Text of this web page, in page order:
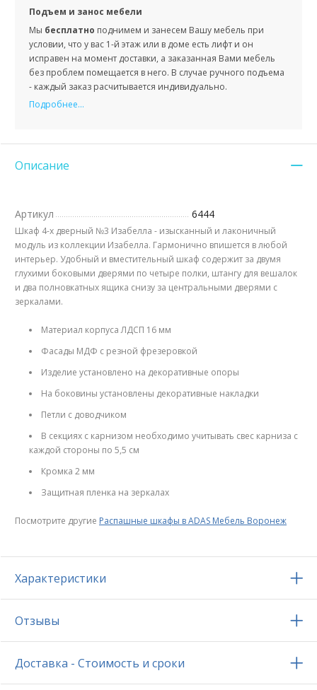
Подъем и занос мебели
Мы бесплатно поднимем и занесем Вашу мебель при
условии, что у вас 1-й этаж или в доме есть лифт и он
исправен на момент доставки, а заказанная Вами мебель
без проблем помещается в него. В случае ручного подъема
- каждый заказ расчитывается индивидуально.
Подробнее...
Описание
Артикул 6444
Шкаф 4-х дверный №3 Изабелла - изысканный и лаконичный
модуль из коллекции Изабелла. Гармонично впишется в любой
интерьер. Удобный и вместительный шкаф содержит за двумя
глухими боковыми дверями по четыре полки, штангу для вешалок
и два полновкатных ящика снизу за центральными дверями с
зеркалами.
Материал корпуса ЛДСП 16 мм
Фасады МДФ с резной фрезеровкой
Изделие установлено на декоративные опоры
На боковины установлены декоративные накладки
Петли с доводчиком
В секциях с карнизом необходимо учитывать свес карниза с
каждой стороны по 5,5 см
Кромка 2 мм
Защитная пленка на зеркалах
Посмотрите другие Распашные шкафы в ADAS Мебель Воронеж
Характеристики
Отзывы
Доставка - Стоимость и сроки